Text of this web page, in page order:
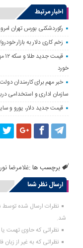
اخبار مرتبط
رکوردشکنی بورس تهران امروز ۱۲ مهر ۱۴۰۴| بازار سهام رونق
زخم کاری دلار به بازار
خورد
خبر مهم برای کارمندان
سازمان اداری و استخدامی
قیمت جدید دلار، یورو و سایر ارزها ۱۲ مهر ۱۴۰۴/ تکان چهار هزار
برچسب ها :غلامرضا
ارسال نظر شما
انتشار یافته : 0
نظرات ارسال شده توسط
شد.
نظراتی که حاوی تهمت
نظراتی که به غیر از